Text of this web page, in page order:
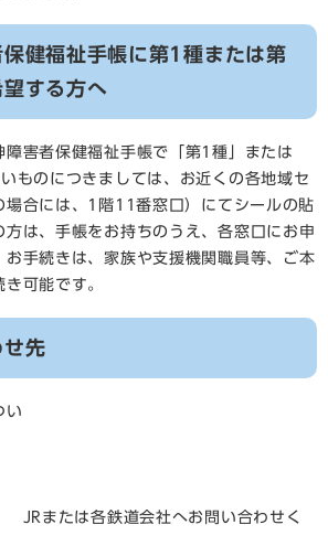
健福祉手帳に第1種または第
する方へ
障害者保健福祉手帳で「第1種」または
ものにつきましては、お近くの各地域セ
場合には、1階11番窓口）にてシールの貼
方は、手帳をお持ちのうえ、各窓口にお申
お手続きは、家族や支援機関職員等、ご本
可能です。
先
い
】
道会社へお問い合わせく